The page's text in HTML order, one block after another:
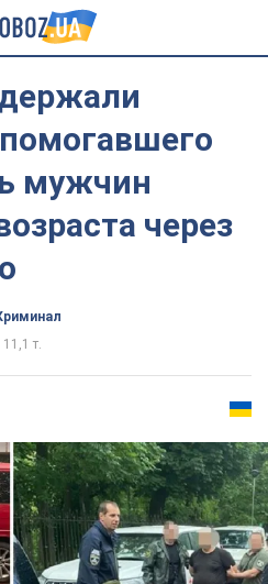
мужчин
через
11,1 т.